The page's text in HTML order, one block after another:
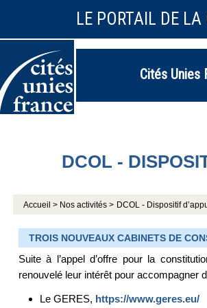
LE PORTAIL DE
Cités Unies
DCOL -
Accueil > Nos activités > DCOL - Dispositif
TROIS NOUVEAUX CABINETS DE
Suite à l’appel d’offre pour la
renouvelé leur intérêt pour accompagner
Le GERES, https://www.geres.eu/